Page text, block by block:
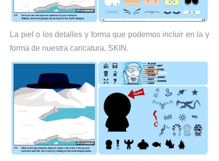
La piel o los detalles y forma que podemos incluir en la y
forma de nuestra caricatura, SKIN.